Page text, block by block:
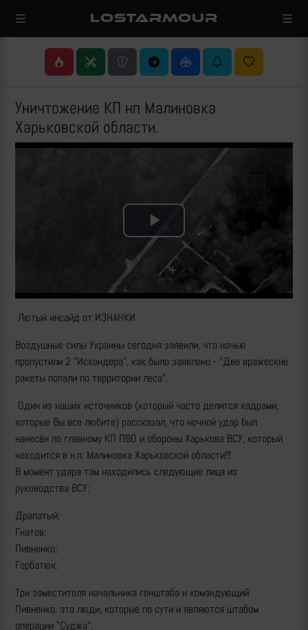
LOSTARMOUR
Уничтожение КП нп Малиновка
Харьковской области.
Play
Video
Лютый инсайд от ИЗНАНКИ
Воздушные силы Украины сегодня заявили, что ночью
пропустили 2 "Искандера", как было заявлено - "Две вражеские
ракеты попали по территории леса".
Один из наших источников (который часто делится кадрами,
которые Вы все любите) рассказал, что ночной удар был
нанесён по главному КП ПВО и обороны Харькова ВСУ, который
находится в н.п. Малиновка Харьковской области!!!
В момент удара там находились следующие лица из
руководства ВСУ:
Драпатый;
Гнатов;
Пивненко;
Горбатюк.
Три заместителя начальника генштаба и командующий
Пивненко, это люди, которые по сути и являются штабом
операции "Суджа".